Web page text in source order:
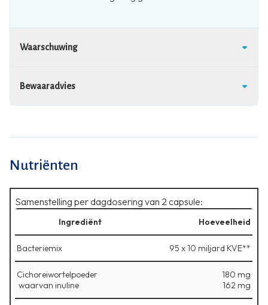
Waarschuwing
Bewaaradvies
Nutriënten
Samenstelling per dagdosering van 2 capsule:
Ingrediënt Hoeveelheid
Bacteriemix 95 x 10 miljard KVE**
Cichoreiwortelpoeder
⁠ waarvan inuline
180 mg
⁠162 mg